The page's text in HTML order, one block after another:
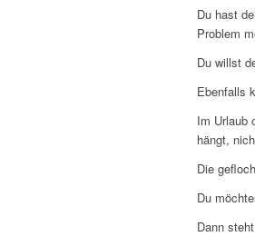
Du hast
Problem
Du willst
Ebenfalls
Im Urlaub
hängt,
Die
Du
Dann